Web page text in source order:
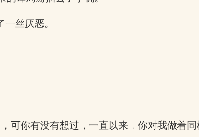
丝厌恶。
可你有没有想过，一直以来，你对我做着同